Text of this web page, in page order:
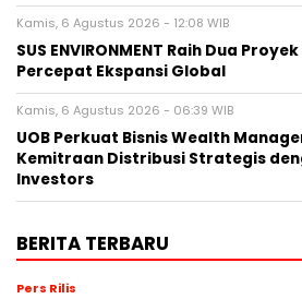
Kamis, 6 Agustus 2026 - 12:08 WIB
SUS ENVIRONMENT Raih Dua
Percepat Ekspansi Global
Kamis, 6 Agustus 2026 - 06:39 WIB
UOB Perkuat Bisnis Wealth
Kemitraan Distribusi Strategis
Investors
BERITA TERBARU
Pers Rilis